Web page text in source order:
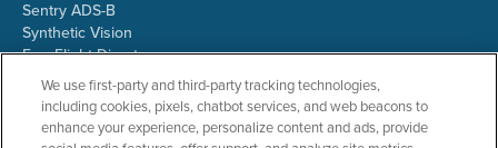
Sentry ADS-B
Synthetic Vision
ForeFlight Directory
JetFuelX
CloudAhoy
Flight Data Analysis
Plans & Pricing
We use first-party and third-party tracking technologies,
including cookies, pixels, chatbot services, and web beacons to
enhance your experience, personalize content and ads, provide